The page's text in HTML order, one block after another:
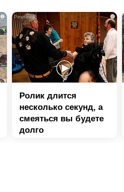
i i
Ролик длится
несколько секунд, а
смеяться вы будете
долго